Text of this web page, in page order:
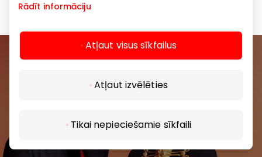
Rādīt informāciju
Atļaut visus sīkfailus
Atļaut izvēlēties
Tikai nepieciešamie sīkfaili
Uzzini pirmais par labākajiem piedāvājumiem,
izklaides centros “AKROPOLE Alfa” un “AKROPOLE